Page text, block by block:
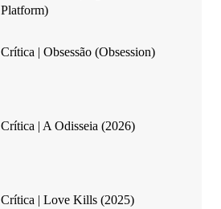
Platform)
Crítica | Obsessão (Obsession)
Crítica | A Odisseia (2026)
Crítica | Love Kills (2025)